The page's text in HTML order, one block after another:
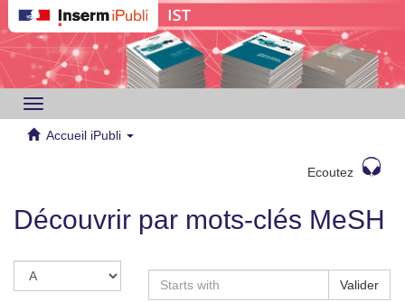
Toggle
navigation
Accueil iPubli
Ecoutez
Découvrir par mots-clés MeSH
Valider